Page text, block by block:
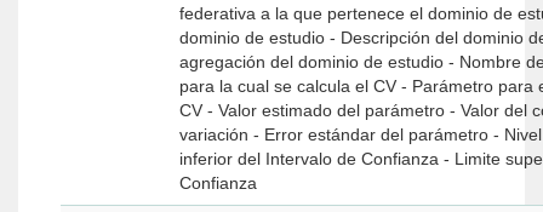
federativa a la que pertenece el dominio de estudio. -
dominio de estudio - Descripción del dominio de estudio - Nivel de
agregación del dominio de estudio - Nombre de la variable principal
para la cual se calcula el CV - Parámetro para el que se calcula el
CV - Valor estimado del parámetro - Valor del coeficiente de
variación - Error estándar del parámetro - Nivel de confianza - Limite
inferior del Intervalo de Confianza - Limite superior del Intervalo de
Confianza